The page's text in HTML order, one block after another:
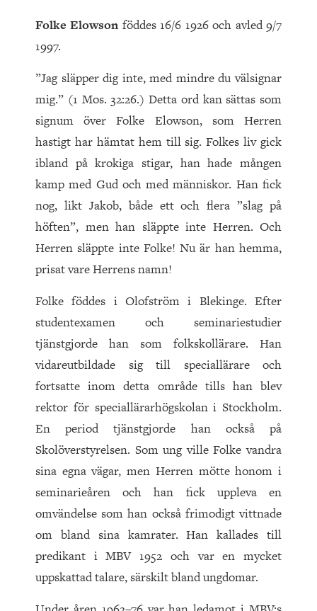
Folke Elowson föddes 16/6 1926 och avled 9/7
1997.
”Jag släpper dig inte, med mindre du välsignar
mig.” (1 Mos. 32:26.) Detta ord kan sättas som
signum över Folke Elowson, som Herren
hastigt har hämtat hem till sig. Folkes liv gick
ibland på krokiga stigar, han hade mången
kamp med Gud och med människor. Han fick
nog, likt Jakob, både ett och flera ”slag på
höften”, men han släppte inte Herren. Och
Herren släppte inte Folke! Nu är han hemma,
prisat vare Herrens namn!
Folke föddes i Olofström i Blekinge. Efter
studentexamen och seminariestudier
tjänstgjorde han som folkskollärare. Han
vidareutbildade sig till speciallärare och
fortsatte inom detta område tills han blev
rektor för speciallärarhögskolan i Stockholm.
En period tjänstgjorde han också på
Skolöverstyrelsen. Som ung ville Folke vandra
sina egna vägar, men Herren mötte honom i
seminarieåren och han fick uppleva en
omvändelse som han också frimodigt vittnade
om bland sina kamrater. Han kallades till
predikant i MBV 1952 och var en mycket
uppskattad talare, särskilt bland ungdomar.